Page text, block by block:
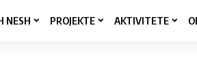
NESH PROJEKTE AKTIVITETE